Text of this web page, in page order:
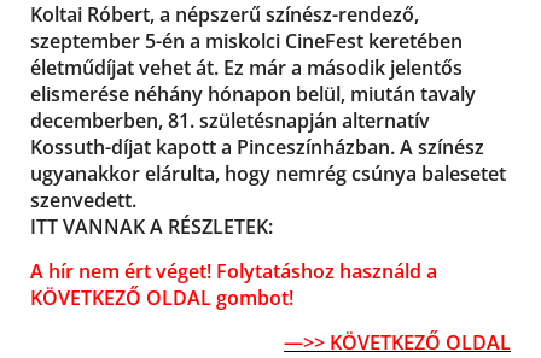
Koltai Róbert, a népszerű színész-rendező,
szeptember 5-én a miskolci CineFest keretében
életműdíjat vehet át. Ez már a második jelentős
elismerése néhány hónapon belül, miután tavaly
decemberben, 81. születésnapján alternatív
Kossuth-díjat kapott a Pinceszínházban. A színész
ugyanakkor elárulta, hogy nemrég csúnya balesetet
szenvedett.
ITT VANNAK A RÉSZLETEK:
A hír nem ért véget! Folytatáshoz használd a
KÖVETKEZŐ OLDAL gombot!
—>> KÖVETKEZŐ OLDAL